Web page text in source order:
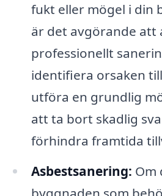
fukt eller mögel i din
är det avgörande att
professionellt
identifiera orsaken
utföra en grundlig
att ta bort skadlig
förhindra framtida
Asbestsanering: Om